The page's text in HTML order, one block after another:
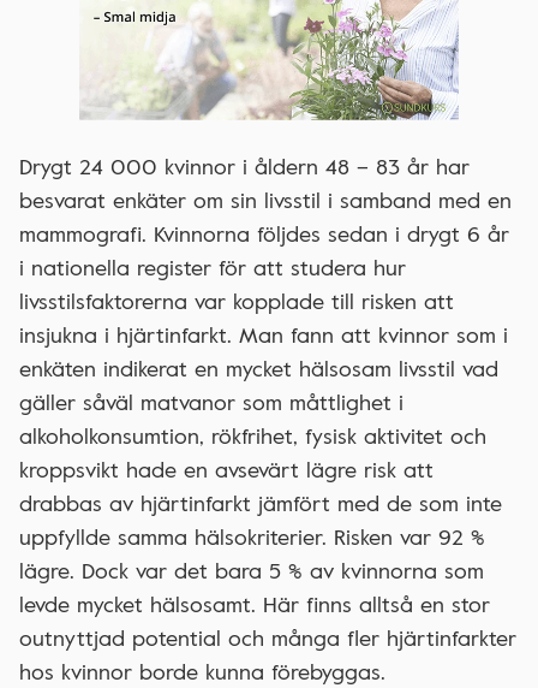
Drygt 24 000 kvinnor i åldern 48 – 83 år har
besvarat enkäter om sin livsstil i samband med en
mammografi. Kvinnorna följdes sedan i drygt 6 år
i nationella register för att studera hur
livsstilsfaktorerna var kopplade till risken att
insjukna i hjärtinfarkt. Man fann att kvinnor som i
enkäten indikerat en mycket hälsosam livsstil vad
gäller såväl matvanor som måttlighet i
alkoholkonsumtion, rökfrihet, fysisk aktivitet och
kroppsvikt hade en avsevärt lägre risk att
drabbas av hjärtinfarkt jämfört med de som inte
uppfyllde samma hälsokriterier. Risken var 92 %
lägre. Dock var det bara 5 % av kvinnorna som
levde mycket hälsosamt. Här finns alltså en stor
outnyttjad potential och många fler hjärtinfarkter
hos kvinnor borde kunna förebyggas.